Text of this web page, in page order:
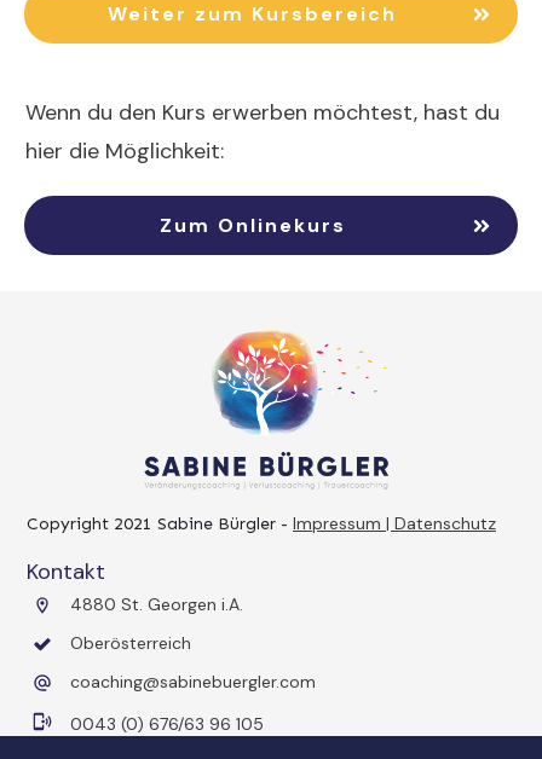
Weiter zum Kursbereich
Wenn du den Kurs erwerben möchtest, hast du
hier die Möglichkeit:
Zum Onlinekurs
Copyright 2021 Sabine Bürgler - Impressum | Datenschutz
Kontakt
4880 St. Georgen i.A.
Oberösterreich
coaching@sabinebuergler.com
0043 (0) 676/63 96 105